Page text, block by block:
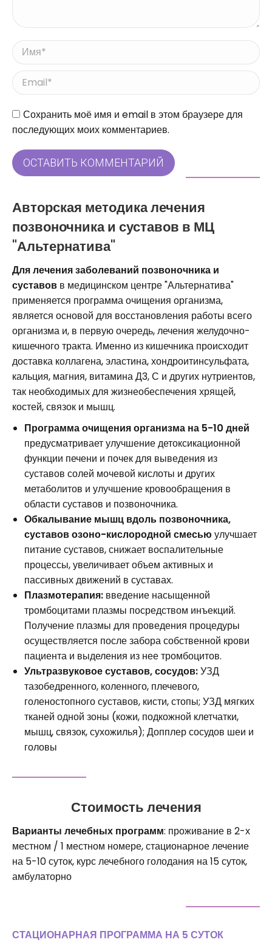
Имя *
Email *
СайтСохранить моё имя и email в этом браузере для
последующих моих комментариев.
ОСТАВИТЬ КОММЕНТАРИЙ
Авторская методика лечения
позвоночника и суставов в МЦ
"Альтернатива"
Для лечения заболеваний позвоночника и
суставов в медицинском центре "Альтернатива"
применяется программа очищения организма,
является основой для восстановления работы всего
организма и, в первую очередь, лечения желудочно-
кишечного тракта. Именно из кишечника происходит
доставка коллагена, эластина, хондроитинсульфата,
кальция, магния, витамина Д3, С и других нутриентов,
так необходимых для жизнеобеспечения хрящей,
костей, связок и мышц.
Программа очищения организма на 5-10 дней
предусматривает улучшение детоксикационной
функции печени и почек для выведения из
суставов солей мочевой кислоты и других
метаболитов и улучшение кровообращения в
области суставов и позвоночника.
Обкалывание мышц вдоль позвоночника,
суставов озоно-кислородной смесью улучшает
питание суставов, снижает воспалительные
процессы, увеличивает объем активных и
пассивных движений в суставах.
Плазмотерапия: введение насыщенной
тромбоцитами плазмы посредством инъекций.
Получение плазмы для проведения процедуры
осуществляется после забора собственной крови
пациента и выделения из нее тромбоцитов.
Ультразвуковое суставов, сосудов:УЗД
тазобедренного, коленного, плечевого,
голеностопного суставов, кисти, стопы; УЗД мягких
тканей одной зоны (кожи, подкожной клетчатки,
мышц, связок, сухожилья); Допплер сосудов шеи и
головы
Стоимость лечения
Варианты лечебных программ: проживание в 2-х
местном / 1 местном номере, стационарное лечение
на 5-10 суток, курс лечебного голодания на 15 суток,
амбулаторно
СТАЦИОНАРНАЯ ПРОГРАММА НА 5 СУТОК